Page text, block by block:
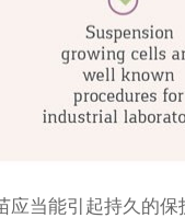
应当能引起持久的